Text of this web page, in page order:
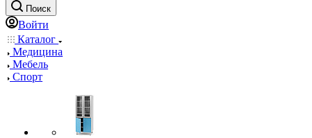
Поиск
Войти
Каталог
Медицина
Мебель
Спорт